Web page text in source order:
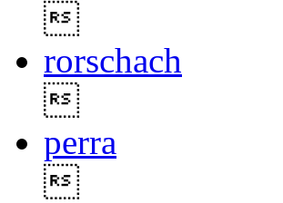
rorschach
perra